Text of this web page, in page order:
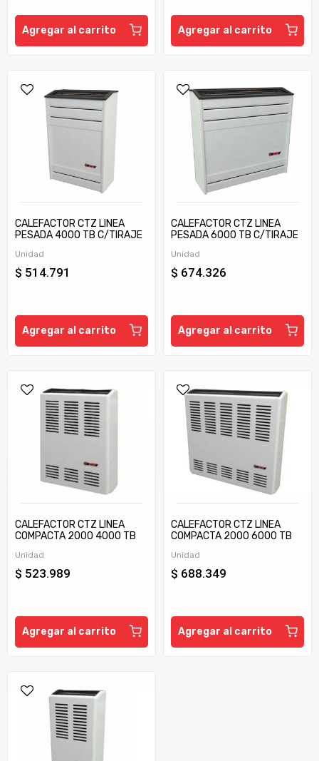
Agregar al carrito Agregar al carrito
CALEFACTOR CTZ LINEA
PESADA 4000 TB C/TIRAJE
Unidad
$ 514.791
Agregar al carrito
CALEFACTOR CTZ LINEA
PESADA 6000 TB C/TIRAJE
Unidad
$ 674.326
Agregar al carrito
CALEFACTOR CTZ LINEA
COMPACTA 2000 4000 TB
Unidad
$ 523.989
Agregar al carrito
CALEFACTOR CTZ LINEA
COMPACTA 2000 6000 TB
Unidad
$ 688.349
Agregar al carrito